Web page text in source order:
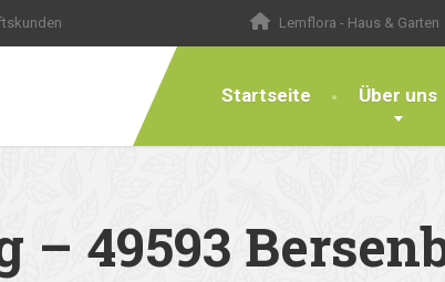
Lemflora - Haus & Garten
Startseite Über uns
– 49593